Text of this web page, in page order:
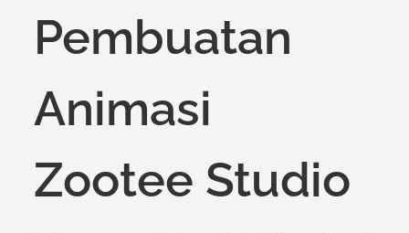
Pembuatan
Animasi
Zootee Studio